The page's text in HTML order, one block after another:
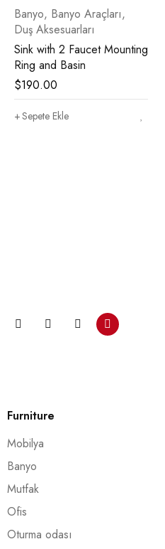
Banyo, Banyo Araçları,
Duş Aksesuarları
Sink with 2 Faucet Mounting
Ring and Basin
$190.00
Sepete Ekle
Furniture
Mobilya
Banyo
Mutfak
Ofis
Oturma odası